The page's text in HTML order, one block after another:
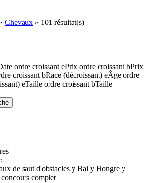
» Chevaux » 101 résultat(s)
ordre croissant ePrix ordre croissant bPrix
croissant bRace (décroissant) eÂge ordre
eTaille ordre croissant bTaille
de saut d'obstacles y Bai y Hongre y
complet